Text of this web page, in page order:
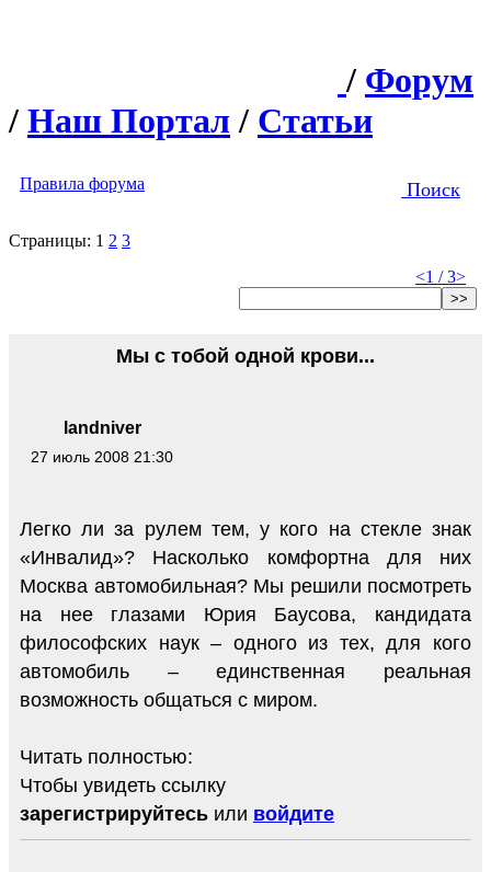
/ Форум
/ Наш Портал / Статьи
Правила форума Поиск
Страницы: 1 2 3
<1 / 3>
>>
landniver
27 июль 2008 21:30
Мы с тобой одной крови...
Легко ли за рулем тем, у кого на стекле знак
«Инвалид»? Насколько комфортна для них
Москва автомобильная? Мы решили посмотреть
на нее глазами Юрия Баусова, кандидата
философских наук – одного из тех, для кого
автомобиль – единственная реальная
возможность общаться с миром.
Читать полностью:
Чтобы увидеть ссылку
зарегистрируйтесь или войдите